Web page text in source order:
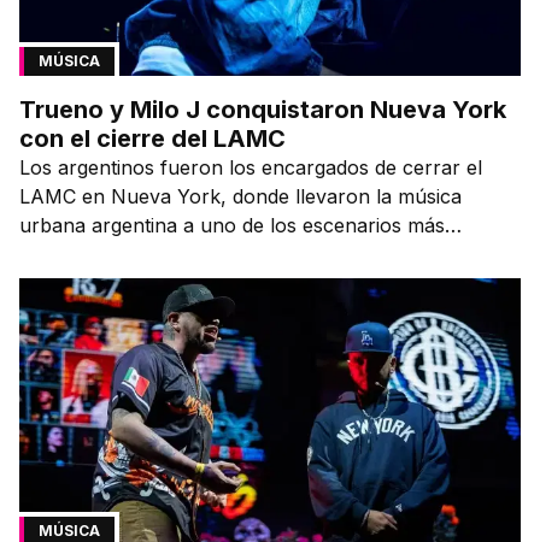
MÚSICA
Trueno y Milo J conquistaron Nueva York
con el cierre del LAMC
Los argentinos fueron los encargados de cerrar el
LAMC en Nueva York, donde llevaron la música
urbana argentina a uno de los escenarios más
MÚSICA